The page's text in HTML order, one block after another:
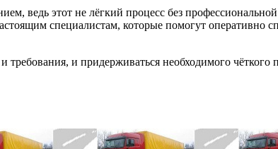
ведь этот не лёгкий процесс без
специалистам, которые помогут оперативно
и придерживаться необходимого чёткого